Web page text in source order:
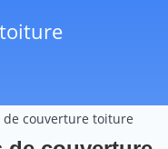
couverture toiture